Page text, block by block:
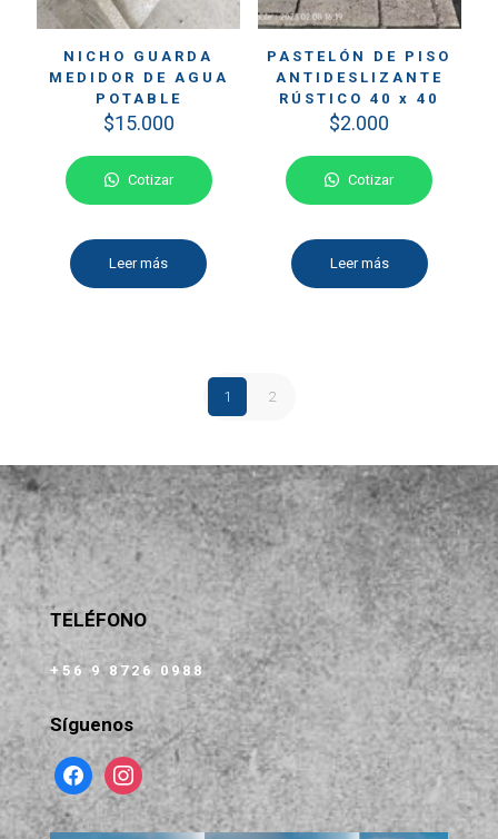
NICHO GUARDA
MEDIDOR DE AGUA
POTABLE
$15.000
Cotizar
Leer más
PASTELÓN DE PISO
ANTIDESLIZANTE
RÚSTICO 40 x 40
$2.000
Cotizar
Leer más
1 2
TELÉFONO
+56 9 8726 0988
Síguenos
facebookinstagram